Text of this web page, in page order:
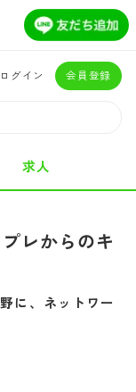
ログイン 会員登録
求人
レからのキ
に、ネットワー